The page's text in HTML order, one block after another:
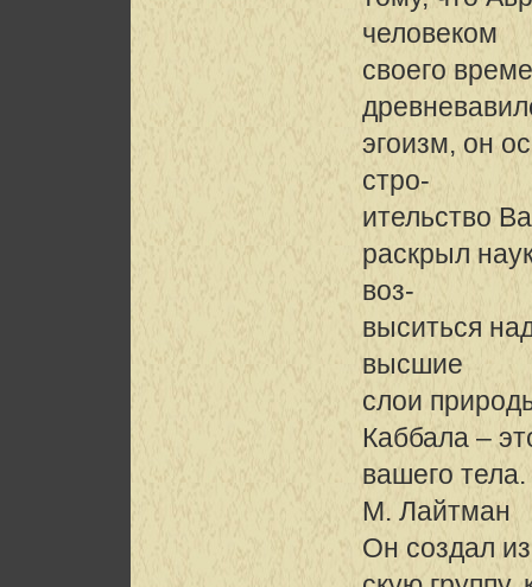
человеком
своего
эгоизм, он
стро-
ительство
раскрыл
воз-
выситься
высшие
слои
Каббала –
вашего тела.
М. Лайтман
Он создал